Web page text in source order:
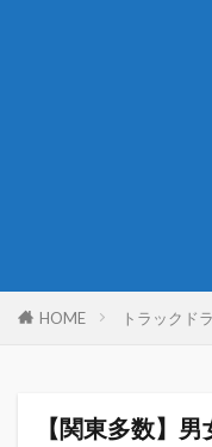
HOME トラックド
【関東多数】